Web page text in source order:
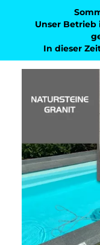
Unser Betrieb
In dieser
Poolrandsteine